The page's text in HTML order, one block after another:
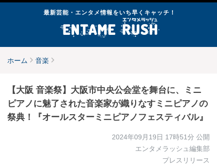
最新芸能・エンタメ情報をいち早くキャッチ！
ホーム 音楽
【大阪 音楽祭】大阪市中央公会堂を舞台に、ミニ
ピアノに魅了された音楽家が織りなすミニピアノの
祭典！『オールスターミニピアノフェスティバル』
2024年09月19日 17時51分 公開
エンタメラッシュ編集部
プレスリリース